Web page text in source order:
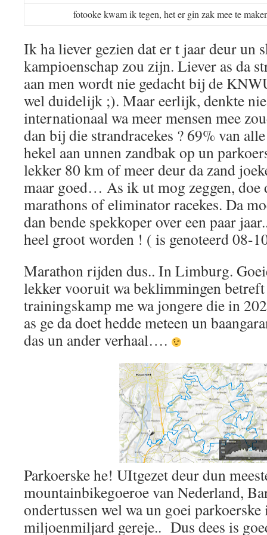
fotooke kwam ik tegen, het er gin zak mee te
Ik ha liever gezien dat er t jaar deur un
kampioenschap zou zijn. Liever as da
aan men wordt nie gedacht bij de
wel duidelijk ;). Maar eerlijk, denkte
internationaal wa meer mensen mee
dan bij die strandracekes ? 69% van
hekel aan unnen zandbak op un
lekker 80 km of meer deur da zand
maar goed… As ik ut mog zeggen, doe
marathons of eliminator racekes. Da
dan bende spekkoper over een paar
heel groot worden ! ( is genoteerd 08-
Marathon rijden dus.. In Limburg.
lekker vooruit wa beklimmingen
trainingskamp me wa jongere die in
as ge da doet hedde meteen un
das un ander verhaal….
Parkoerske he! UItgezet deur dun
mountainbikegoeroe van Nederland,
ondertussen wel wa un goei
miljoenmiljard gereje.. Dus dees is